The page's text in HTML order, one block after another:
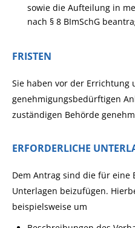
sowie die Aufteilung in
nach § 8 BImSchG
FRISTEN
Sie haben vor der Errichtung
genehmigungsbedürftigen
zuständigen Behörde
ERFORDERLICHE
Dem Antrag sind die für
Unterlagen beizufügen.
beispielsweise um